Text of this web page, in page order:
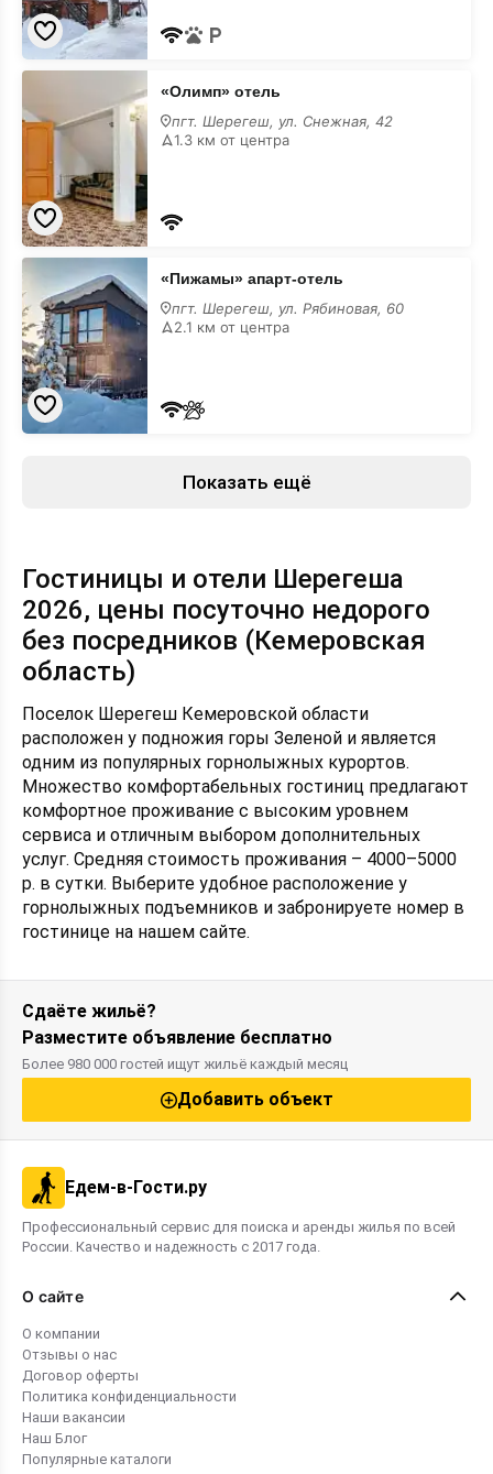
«Олимп»
«Олимп» отель
пгт. Шерегеш, ул. Снежная, 42
1.3 км от центра
«Пижамы»
апарт-
отель
«Пижамы» апарт-отель
пгт. Шерегеш, ул. Рябиновая, 60
2.1 км от центра
Показать ещё
Гостиницы и отели Шерегеша
2026, цены посуточно недорого
без посредников (Кемеровская
область)
Поселок Шерегеш Кемеровской области
расположен у подножия горы Зеленой и является
одним из популярных горнолыжных курортов.
Множество комфортабельных гостиниц предлагают
комфортное проживание с высоким уровнем
сервиса и отличным выбором дополнительных
услуг. Средняя стоимость проживания – 4000–5000
р. в сутки. Выберите удобное расположение у
горнолыжных подъемников и забронируете номер в
гостинице на нашем сайте.
Сдаёте жильё?
Разместите объявление бесплатно
Более 980 000 гостей ищут жильё каждый месяц
Добавить объект
Едем-в-Гости.ру
Профессиональный сервис для поиска и аренды жилья по всей
России. Качество и надежность с 2017 года.
О сайте
О компании
Отзывы о нас
Договор оферты
Политика конфиденциальности
Наши вакансии
Наш Блог
Популярные каталоги